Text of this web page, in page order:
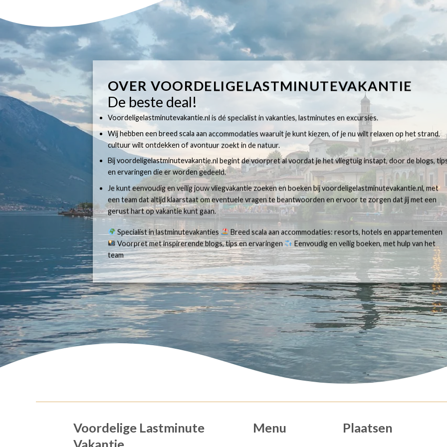
OVER VOORDELIGELASTMINUTEVAKANTIE
De beste deal!
Voordeligelastminutevakantie.nl is dé specialist in vakanties, lastminutes en excursies.
Wij hebben een breed scala aan accommodaties waaruit je kunt kiezen, of je nu wilt relaxen op het strand,
cultuur wilt ontdekken of avontuur zoekt in de natuur.
Bij voordeligelastminutevakantie.nl begint de voorpret al voordat je het vliegtuig instapt, door de blogs,
en ervaringen die er worden gedeeld.
Je kunt eenvoudig en veilig jouw vliegvakantie zoeken en boeken bij voordeligelastminutevakantie.nl, met
een team dat altijd klaarstaat om eventuele vragen te beantwoorden en ervoor te zorgen dat jij met een
gerust hart op vakantie kunt gaan.
Specialist in lastminutevakanties
Breed scala aan accommodaties: resorts, hotels en appartementen
Voorpret met inspirerende blogs, tips en ervaringen
Eenvoudig en veilig boeken, met hulp van het
team
Voordelige Lastminute
Menu Plaatsen